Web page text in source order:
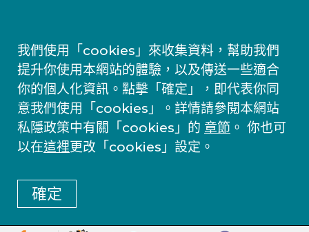
我們使用「cookies」來收集資料，幫助我們
提升你使用本網站的體驗，以及傳送一些適合
你的個人化資訊。點擊「確定」，即代表你同
意我們使用「cookies」。詳情請參閱本網站
私隱政策中有關「cookies」的 章節 。 你也可
以在這裡更改「cookies」設定。
確定